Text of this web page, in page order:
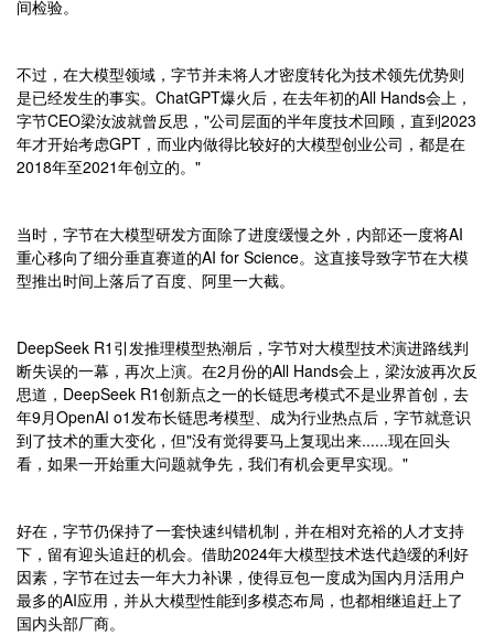
间检验。
不过，在大模型领域，字节并未将人才密度转化为技术领先优势则
是已经发生的事实。ChatGPT爆火后，在去年初的All Hands会上，
字节CEO梁汝波就曾反思，"公司层面的半年度技术回顾，直到2023
年才开始考虑GPT，而业内做得比较好的大模型创业公司，都是在
2018年至2021年创立的。"
当时，字节在大模型研发方面除了进度缓慢之外，内部还一度将AI
重心移向了细分垂直赛道的AI for Science。这直接导致字节在大模
型推出时间上落后了百度、阿里一大截。
DeepSeek R1引发推理模型热潮后，字节对大模型技术演进路线判
断失误的一幕，再次上演。在2月份的All Hands会上，梁汝波再次反
思道，DeepSeek R1创新点之一的长链思考模式不是业界首创，去
年9月OpenAI o1发布长链思考模型、成为行业热点后，字节就意识
到了技术的重大变化，但"没有觉得要马上复现出来......现在回头
看，如果一开始重大问题就争先，我们有机会更早实现。"
好在，字节仍保持了一套快速纠错机制，并在相对充裕的人才支持
下，留有迎头追赶的机会。借助2024年大模型技术迭代趋缓的利好
因素，字节在过去一年大力补课，使得豆包一度成为国内月活用户
最多的AI应用，并从大模型性能到多模态布局，也都相继追赶上了
国内头部厂商。